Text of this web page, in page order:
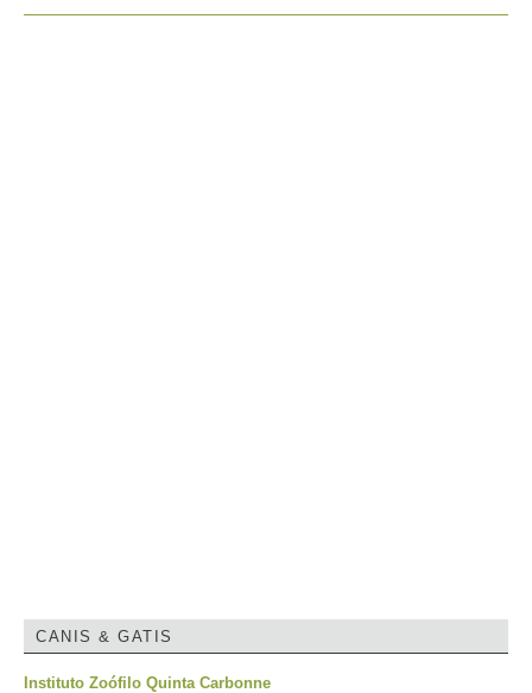
CANIS & GATIS
Instituto Zoófilo Quinta Carbonne